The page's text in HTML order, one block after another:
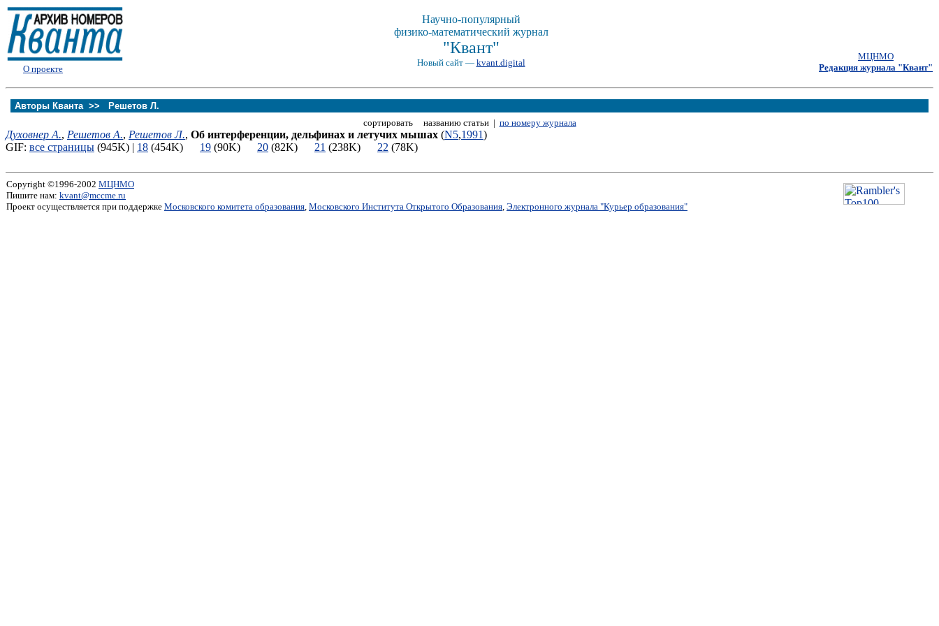
О проекте
Научно-популярный
физико-математический журнал
"Квант"
Новый сайт — kvant.digital
МЦНМО
Редакция журнала "Квант"
Авторы Кванта >>
Решетов Л.
сортировать названию статьи | по номеру журнала
Духовнер А., Решетов А., Решетов Л., Об интерференции, дельфинах и летучих мышах (N5,1991)
GIF: все страницы (945K) | 18 (454K) 19 (90K) 20 (82K) 21 (238K) 22 (78K)
Copyright ©1996-2002 МЦНМО
Пишите нам: kvant@mccme.ru
Проект осуществляется при поддержке Московского комитета образования, Московского Института Открытого Образования, Электронного журнала "Курьер образования"